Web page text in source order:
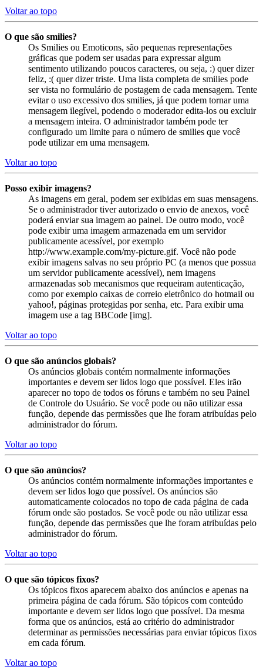
Voltar ao topo
O que são smilies?
Os Smilies ou Emoticons, são pequenas representações
gráficas que podem ser usadas para expressar algum
sentimento utilizando poucos caracteres, ou seja, :) quer dizer
feliz, :( quer dizer triste. Uma lista completa de smilies pode
ser vista no formulário de postagem de cada mensagem. Tente
evitar o uso excessivo dos smilies, já que podem tornar uma
mensagem ilegível, podendo o moderador edita-los ou excluir
a mensagem inteira. O administrador também pode ter
configurado um limite para o número de smilies que você
pode utilizar em uma mensagem.
Voltar ao topo
Posso exibir imagens?
As imagens em geral, podem ser exibidas em suas mensagens.
Se o administrador tiver autorizado o envio de anexos, você
poderá enviar sua imagem ao painel. De outro modo, você
pode exibir uma imagem armazenada em um servidor
publicamente acessível, por exemplo
http://www.example.com/my-picture.gif. Você não pode
exibir imagens salvas no seu próprio PC (a menos que possua
um servidor publicamente acessível), nem imagens
armazenadas sob mecanismos que requeiram autenticação,
como por exemplo caixas de correio eletrônico do hotmail ou
yahoo!, páginas protegidas por senha, etc. Para exibir uma
imagem use a tag BBCode [img].
Voltar ao topo
O que são anúncios globais?
Os anúncios globais contém normalmente informações
importantes e devem ser lidos logo que possível. Eles irão
aparecer no topo de todos os fóruns e também no seu Painel
de Controle do Usuário. Se você pode ou não utilizar essa
função, depende das permissões que lhe foram atribuídas pelo
administrador do fórum.
Voltar ao topo
O que são anúncios?
Os anúncios contém normalmente informações importantes e
devem ser lidos logo que possível. Os anúncios são
automaticamente colocados no topo de cada página de cada
fórum onde são postados. Se você pode ou não utilizar essa
função, depende das permissões que lhe foram atribuídas pelo
administrador do fórum.
Voltar ao topo
O que são tópicos fixos?
Os tópicos fixos aparecem abaixo dos anúncios e apenas na
primeira página de cada fórum. São tópicos com conteúdo
importante e devem ser lidos logo que possível. Da mesma
forma que os anúncios, está ao critério do administrador
determinar as permissões necessárias para enviar tópicos fixos
em cada fórum.
Voltar ao topo